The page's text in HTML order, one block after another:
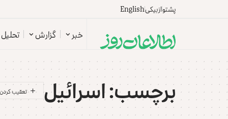
پشتوازبیکیEnglish
خبر گزارش تحلیل
برچسب:اسرائیل